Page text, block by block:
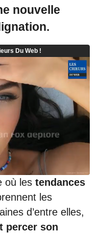
nouvelle
où les tendances
les
d’entre elles,
percer son